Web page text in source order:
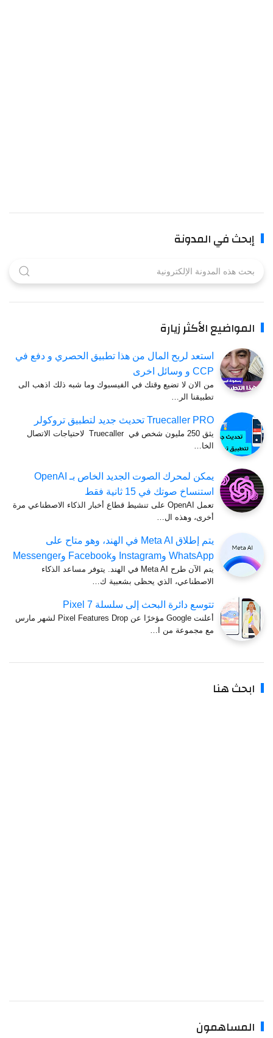
إبحث في المدونة
المواضيع الأكثر زيارة
استعد لربح المال من هذا تطبيق الحصري و دفع في
CCP و وسائل اخرى
من الان لا تضيع وقتك في الفيسبوك وما شبه ذلك اذهب الى
تطبيقنا الر…
Truecaller PRO تحديث جديد لتطبيق تروكولر
يثق 250 مليون شخص في Truecaller لاحتياجات الاتصال
الخا…
يمكن لمحرك الصوت الجديد الخاص بـ OpenAI
استنساخ صوتك في 15 ثانية فقط
تعمل OpenAI على تنشيط قطاع أخبار الذكاء الاصطناعي مرة
أخرى، وهذه ال…
يتم إطلاق Meta AI في الهند، وهو متاح على
WhatsApp وInstagram وFacebook وMessenger
يتم الآن طرح Meta AI في الهند. يتوفر مساعد الذكاء
الاصطناعي، الذي يحظى بشعبية ك…
تتوسع دائرة البحث إلى سلسلة Pixel 7
أعلنت Google مؤخرًا عن Pixel Features Drop لشهر مارس
مع مجموعة من ا…
ابحث هنا
المساهمون